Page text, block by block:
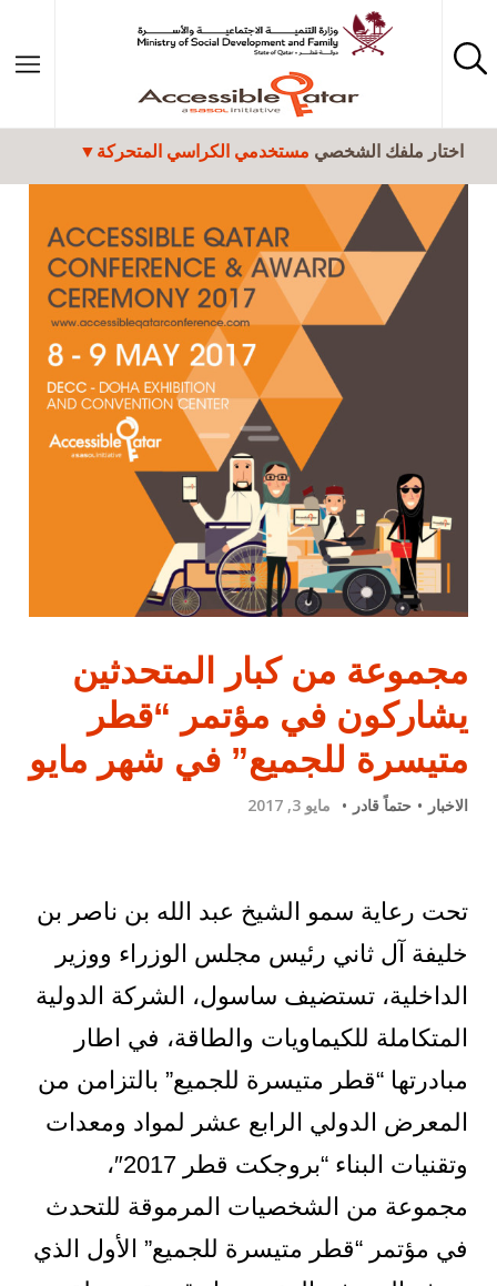
تجاوز إلى المحتوى الرئيسي
اختار ملفك الشخصي مستخدمي الكراسي المتحركة
مجموعة من كبار المتحدثين
يشاركون في مؤتمر “قطر
متيسرة للجميع” في شهر مايو
الاخبار حتماً قادر مايو 3, 2017
تحت رعاية سمو الشيخ عبد الله بن ناصر بن
خليفة آل ثاني رئيس مجلس الوزراء ووزير
الداخلية، تستضيف ساسول، الشركة الدولية
المتكاملة للكيماويات والطاقة، في اطار
مبادرتها “قطر متيسرة للجميع” بالتزامن من
المعرض الدولي الرابع عشر لمواد ومعدات
وتقنيات البناء “بروجكت قطر 2017″،
مجموعة من الشخصيات المرموقة للتحدث
في مؤتمر “قطر متيسرة للجميع” الأول الذي